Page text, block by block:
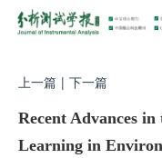
上一篇 | 下一篇
Recent Advances
Learning in